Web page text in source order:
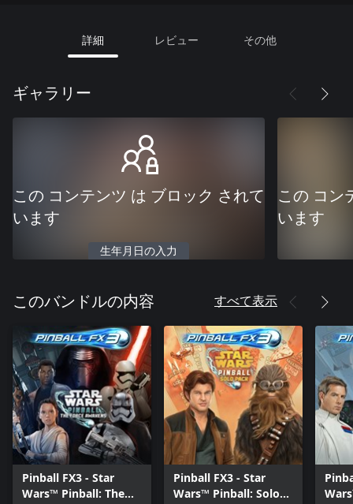
詳細 レビュー その他
ギャラリー
この コンテンツ は ブロック されて
います
生年月日の入力
この コン
います
このバンドルの内容 すべて表示
Pinball FX3 - Star
Wars™ Pinball: The
Pinball FX3 - Star
Wars™ Pinball: Solo